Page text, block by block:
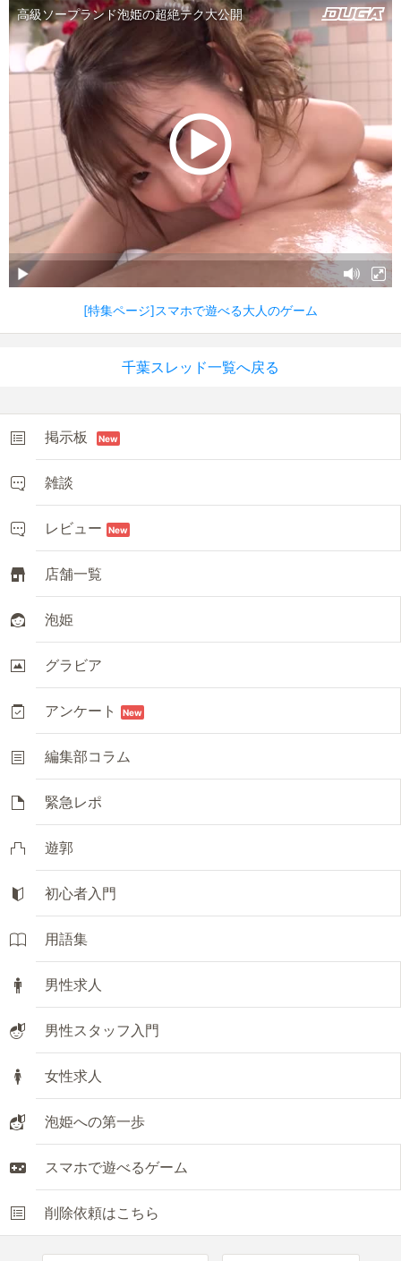
[特集ページ]スマホで遊べる大人のゲーム
千葉スレッド一覧へ戻る
掲示板 New
雑談
レビュー New
店舗一覧
泡姫
グラビア
アンケート New
編集部コラム
緊急レポ
遊郭
初心者入門
用語集
男性求人
男性スタッフ入門
女性求人
泡姫への第一歩
スマホで遊べるゲーム
削除依頼はこちら